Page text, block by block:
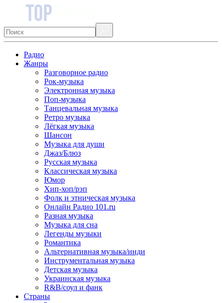
Радио
Жанры
Разговорное радио
Рок-музыка
Электронная музыка
Поп-музыка
Танцевальная музыка
Ретро музыка
Лёгкая музыка
Шансон
Музыка для души
Джаз/Блюз
Русская музыка
Классическая музыка
Юмор
Хип-хоп/рэп
Фолк и этническая музыка
Онлайн Радио 101.ru
Разная музыка
Музыка для сна
Легенды музыки
Романтика
Альтернативная музыка/инди
Инструментальная музыка
Детская музыка
Украинская музыка
R&B/cоул и фанк
Страны